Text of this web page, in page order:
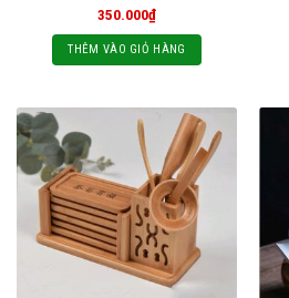
350.000₫
THÊM VÀO GIỎ HÀNG